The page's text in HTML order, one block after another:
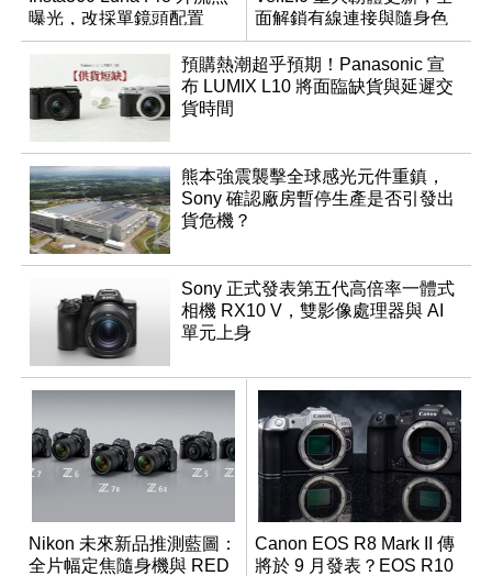
曝光，改採單鏡頭配置
面解鎖有線連接與隨身色
調編輯
預購熱潮超乎預期！Panasonic 宣
布 LUMIX L10 將面臨缺貨與延遲交
貨時間
熊本強震襲擊全球感光元件重鎮，
Sony 確認廠房暫停生產是否引發出
貨危機？
Sony 正式發表第五代高倍率一體式
相機 RX10 V，雙影像處理器與 AI
單元上身
Nikon 未來新品推測藍圖：
全片幅定焦隨身機與 RED
Canon EOS R8 Mark II 傳
將於 9 月發表？EOS R10